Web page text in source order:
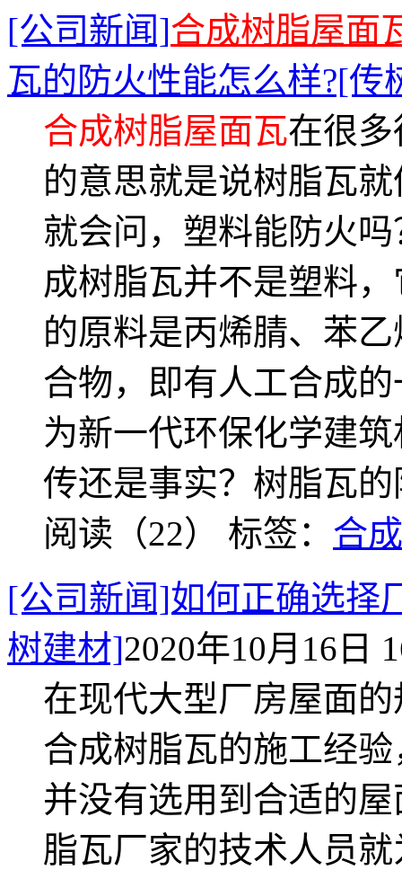
[公司新闻]合成树脂屋面
瓦的防火性能怎么样?[传
合成树脂屋面瓦在很
的意思就是说树脂瓦
就会问，塑料能防火
成树脂瓦并不是塑料
的原料是丙烯腈、苯
合物，即有人工合成
为新一代环保化学建
传还是事实？树脂瓦
阅读（22） 标签： 合
[公司新闻]如何正确选择
树建材]2020年10月16日
在现代大型厂房屋面
合成树脂瓦的施工经
并没有选用到合适的
脂瓦厂家的技术人员